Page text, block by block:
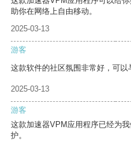
助你在网络上自由移动。
2025-03-13
游客
这款软件的社区氛围非常好，可以
2025-03-13
游客
这款加速器VPM应用程序已经为
护。